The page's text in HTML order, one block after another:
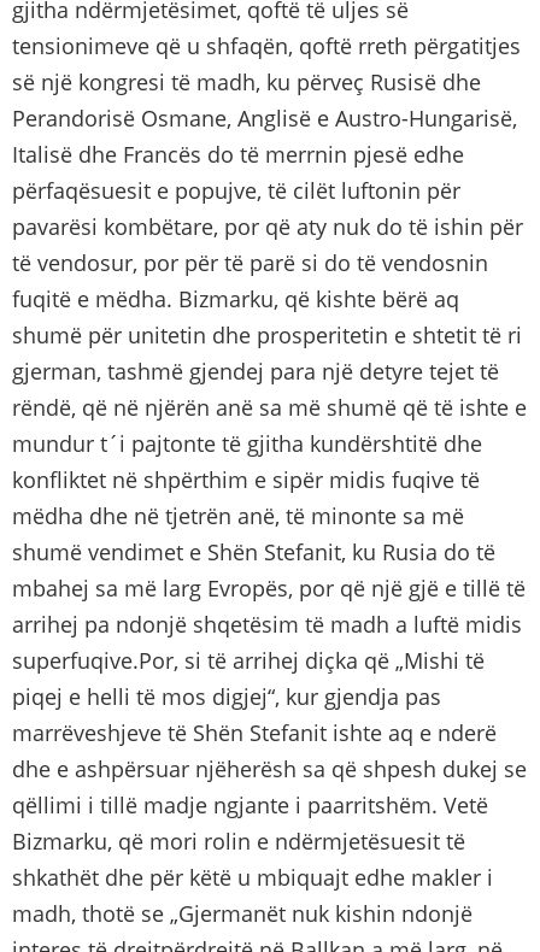
gjitha ndërmjetësimet, qoftë të uljes së
tensionimeve që u shfaqën, qoftë rreth përgatitjes
së një kongresi të madh, ku përveç Rusisë dhe
Perandorisë Osmane, Anglisë e Austro-Hungarisë,
Italisë dhe Francës do të merrnin pjesë edhe
përfaqësuesit e popujve, të cilët luftonin për
pavarësi kombëtare, por që aty nuk do të ishin për
të vendosur, por për të parë si do të vendosnin
fuqitë e mëdha. Bizmarku, që kishte bërë aq
shumë për unitetin dhe prosperitetin e shtetit të ri
gjerman, tashmë gjendej para një detyre tejet të
rëndë, që në njërën anë sa më shumë që të ishte e
mundur t´i pajtonte të gjitha kundërshtitë dhe
konfliktet në shpërthim e sipër midis fuqive të
mëdha dhe në tjetrën anë, të minonte sa më
shumë vendimet e Shën Stefanit, ku Rusia do të
mbahej sa më larg Evropës, por që një gjë e tillë të
arrihej pa ndonjë shqetësim të madh a luftë midis
superfuqive.Por, si të arrihej diçka që „Mishi të
piqej e helli të mos digjej“, kur gjendja pas
marrëveshjeve të Shën Stefanit ishte aq e nderë
dhe e ashpërsuar njëherësh sa që shpesh dukej se
qëllimi i tillë madje ngjante i paarritshëm. Vetë
Bizmarku, që mori rolin e ndërmjetësuesit të
shkathët dhe për këtë u mbiquajt edhe makler i
madh, thotë se „Gjermanët nuk kishin ndonjë